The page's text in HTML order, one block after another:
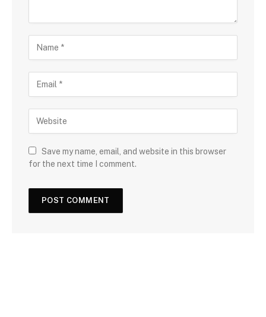
Save my name, email, and website in this browser
for the next time I comment.